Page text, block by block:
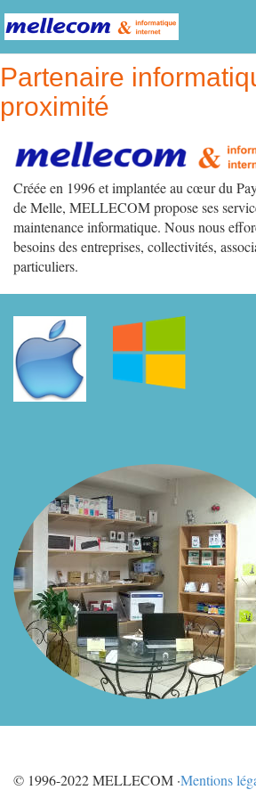
Partenaire
proximité
Créée en 1996 et implantée au cœur du
de Melle, MELLECOM propose ses
maintenance informatique. Nous nous
besoins des entreprises, collectivités,
particuliers.
© 1996-2022 MELLECOM ·Mentions